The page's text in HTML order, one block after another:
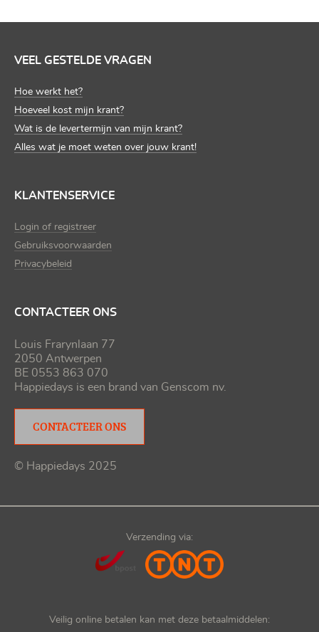
VEEL GESTELDE VRAGEN
Hoe werkt het?
Hoeveel kost mijn krant?
Wat is de levertermijn van mijn krant?
Alles wat je moet weten over jouw krant!
KLANTENSERVICE
Login of registreer
Gebruiksvoorwaarden
Privacybeleid
CONTACTEER ONS
Louis Frarynlaan 77
2050 Antwerpen
BE 0553 863 070
Happiedays is een brand van Genscom nv.
CONTACTEER ONS
© Happiedays 2025
Verzending via:
Veilig online betalen kan met deze betaalmiddelen: